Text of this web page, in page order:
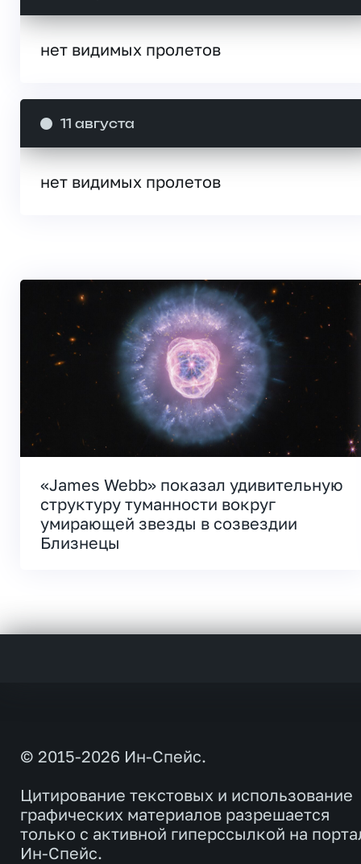
нет видимых пролетов
11 августа
нет видимых пролетов
«James Webb» показал удивительную
структуру туманности вокруг
умирающей звезды в созвездии
Близнецы
© 2015-2026 Ин-Спейс.
Цитирование текстовых и использование
графических материалов разрешается
только с активной гиперссылкой на
Ин-Спейс.